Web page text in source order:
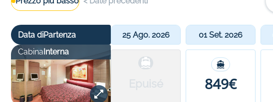
Data diPartenza
CabinaInterna
25 Ago. 2026 01 Set. 2026
849€